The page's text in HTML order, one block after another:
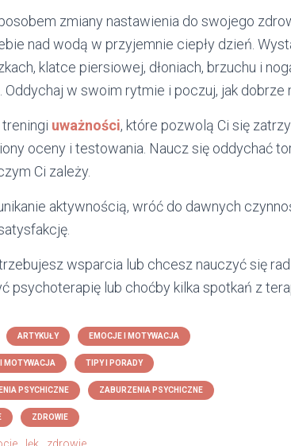
zmiany nastawienia do swojego
nad wodą w przyjemnie ciepły dzień.
klatce piersiowej, dłoniach, brzuchu i
Oddychaj w swoim rytmie i poczuj, jak dobrze
uważności, które pozwolą Ci się
oceny i testowania. Naucz się oddychać
Ci zależy.
aktywnością, wróć do dawnych
wsparcia lub chcesz nauczyć się
psychoterapię lub choćby kilka spotkań z
ARTYKUŁY EMOCJE I MOTYWACJA
MOTYWACJA TIPY I PORADY
PSYCHICZNE ZABURZENIA PSYCHICZNE
ZDROWIE